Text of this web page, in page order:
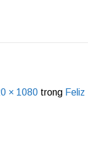
× 1080 trong Feliz